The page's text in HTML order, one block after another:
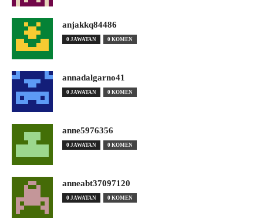
anjakkq84486
0 JAWATAN 0 KOMEN
annadalgarno41
0 JAWATAN 0 KOMEN
anne5976356
0 JAWATAN 0 KOMEN
anneabt37097120
0 JAWATAN 0 KOMEN